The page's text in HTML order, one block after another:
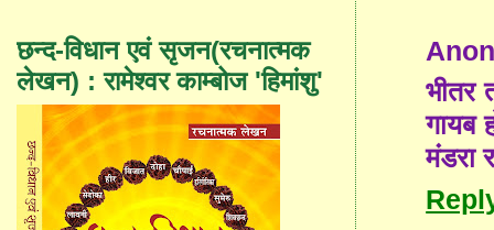
भीतर
गायब
मंडरा
छन्द-विधान एवं सृजन(रचनात्मक
लेखन) : रामेश्वर काम्बोज 'हिमांशु'